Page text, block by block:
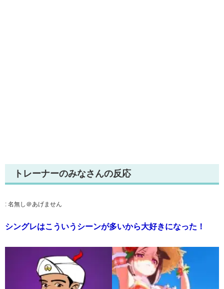
トレーナーのみなさんの反応
: 名無し＠あげません
シングレはこういうシーンが多いから大好きになった！